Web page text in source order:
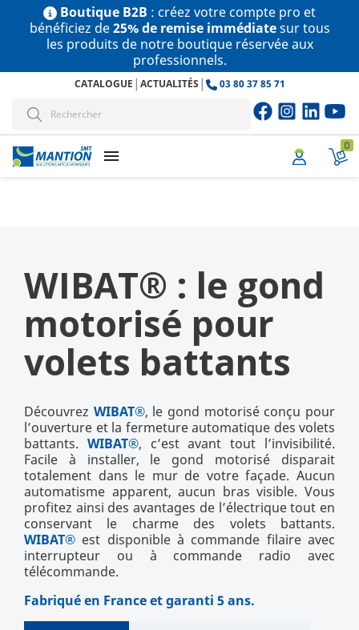
Boutique B2B : créez votre compte pro et
bénéficiez de25% de remise immédiatesur tous
les produits de notre boutique réservée aux
professionnels.
CATALOGUE | ACTUALITÉS | 03 80 37 85 71
menu
0
WIBAT® : le gond
motorisé pour
volets battants
Découvrez WIBAT®, le gond motorisé conçu pour
l’ouverture et la fermeture automatique des volets
battants. WIBAT®, c’est avant tout l’invisibilité.
Facile à installer, le gond motorisé disparait
totalement dans le mur de votre façade. Aucun
automatisme apparent, aucun bras visible. Vous
profitez ainsi des avantages de l’électrique tout en
conservant le charme des volets battants.
WIBAT® est disponible à commande filaire avec
interrupteur ou à commande radio avec
télécommande.
Fabriqué en France et garanti 5 ans.